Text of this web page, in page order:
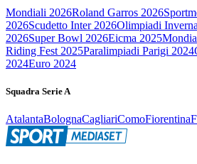
Mondiali 2026Roland Garros 2026
2026Scudetto Inter 2026Olimpiadi
2026Super Bowl 2026Eicma 2025
Riding Fest 2025Paralimpiadi Parigi 2024
2024Euro 2024
Squadra Serie A
AtalantaBolognaCagliariComoFiorentina